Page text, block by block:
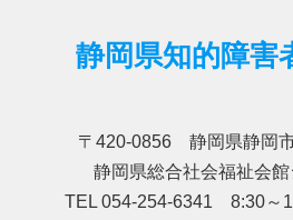
静岡県知的障害
〒420-0856 静岡県静岡
静岡県総合社会福祉会
TEL 054-254-6341 8:30～